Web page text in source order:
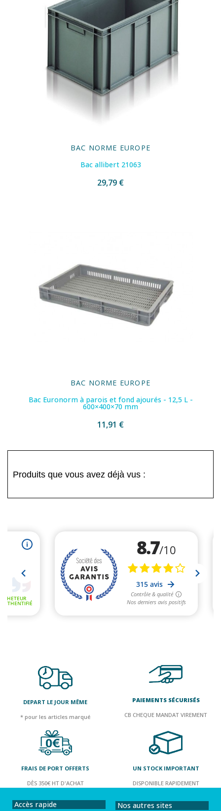
BAC NORME EUROPE
Bac allibert 21063
29,79 €
BAC NORME EUROPE
Bac Euronorm à parois et fond ajourés - 12,5 L -
600×400×70 mm
11,91 €
Produits que vous avez déjà vus :
DEPART LE JOUR MÊME
* pour les articles marqué
PAIEMENTS SÉCURISÉS
CB CHEQUE MANDAT VIREMENT
FRAIS DE PORT OFFERTS
DÈS 350€ HT D'ACHAT
UN STOCK IMPORTANT
DISPONIBLE RAPIDEMENT
Accès rapide Nos autres sites